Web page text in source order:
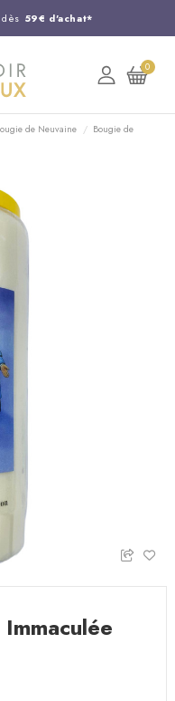
59€ d'achat*
03 20 24 74 15
le jour même !
0
de Neuvaine
Bougie de